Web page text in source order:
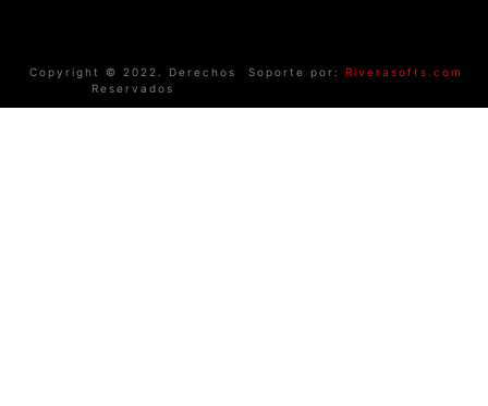
Copyright © 2022. Derechos
Reservados
Soporte por: Riverasofts.com